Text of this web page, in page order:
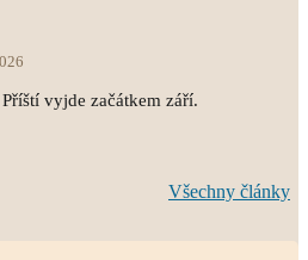
vyjde začátkem září.
Všechny články